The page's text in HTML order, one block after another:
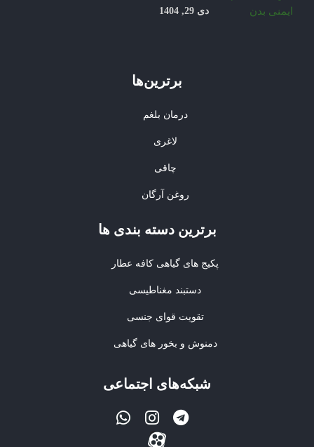
دی 29, 1404
برترین‌ها
درمان بلغم
لاغری
چاقی
روغن آرگان
برترین‌ دسته بندی ها
پکیج های گیاهی کافه عطار
دستبند مغناطیسی
تقویت قوای جنسی
دمنوش و بخور های گیاهی
شبکه‌های اجتماعی